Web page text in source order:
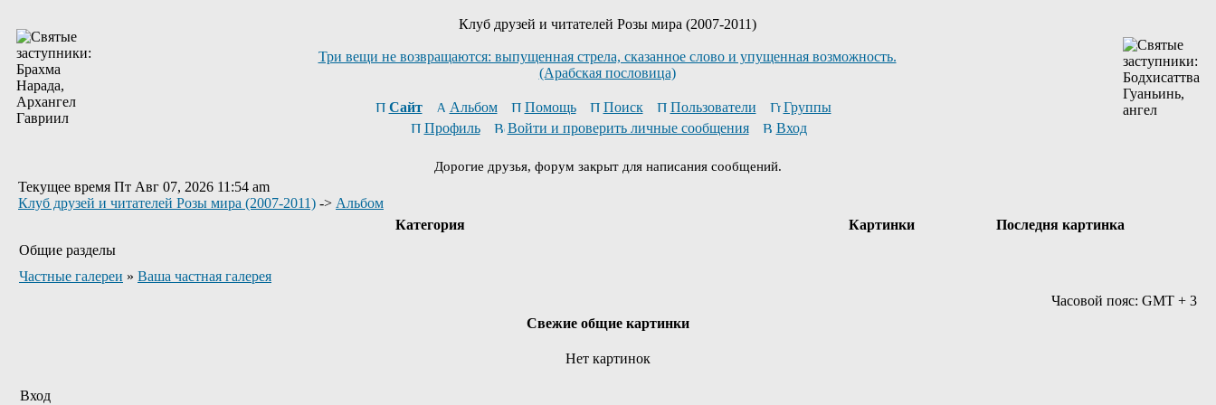
Клуб друзей и читателей Розы мира (2007-2011)
Три вещи не возвращаются: выпущенная стрела, сказанное слово и упущенная возможность.
(Арабская пословица)
Сайт Альбом Помощь Поиск Пользователи
Группы
Профиль
Войти и проверить личные сообщения Вход
Дорогие друзья, форум закрыт для написания сообщений.
Текущее время Пт Авг 07, 2026 11:54 am
Клуб друзей и читателей Розы мира (2007-2011) -> Альбом
Категория
Картинки
Последня картинка
Общие разделы
Частные галереи » Ваша частная галерея
Часовой пояс: GMT + 3
Свежие общие картинки
Нет картинок
Вход